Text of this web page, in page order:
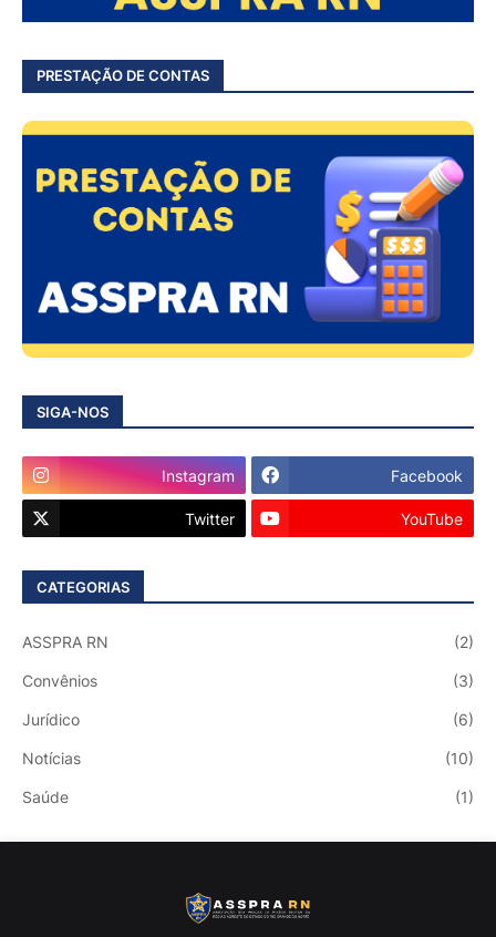
PRESTAÇÃO DE CONTAS
SIGA-NOS
Instagram Facebook
Twitter YouTube
CATEGORIAS
ASSPRA RN (2)
Convênios (3)
Jurídico (6)
Notícias (10)
Saúde (1)